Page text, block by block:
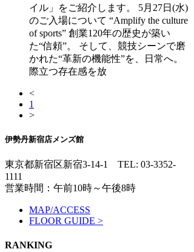
イル」をご紹介します。 5月27日(水)
のご入場について “Amplify the culture
of sports” 創業120年の歴史が築い
た“信頼”。 そして、競技シーンで磨
かれた“革新の機能性”を、日常へ。
際立つ存在感を放
<
1
>
伊勢丹新宿店メンズ館
東京都新宿区新宿3-14-1 TEL: 03-3352-
1111
営業時間：午前10時～午後8時
MAP/ACCESS
FLOOR GUIDE >
RANKING